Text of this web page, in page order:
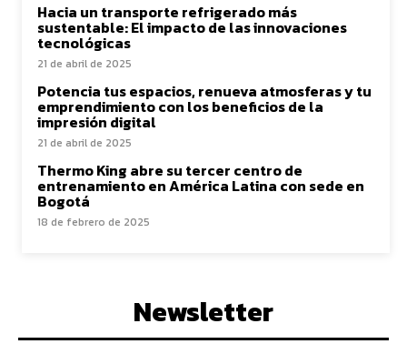
Hacia un transporte refrigerado más
sustentable: El impacto de las innovaciones
tecnológicas
21 de abril de 2025
Potencia tus espacios, renueva atmosferas y tu
emprendimiento con los beneficios de la
impresión digital
21 de abril de 2025
Thermo King abre su tercer centro de
entrenamiento en América Latina con sede en
Bogotá
18 de febrero de 2025
Newsletter